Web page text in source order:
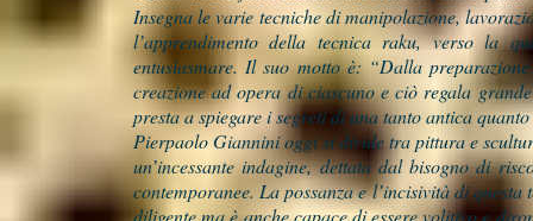
Insegna le varie tecniche di manipolazione,
l’apprendimento della tecnica raku, verso la
entusiasmare. Il suo motto è: “Dalla
creazione ad opera di ciascuno e ciò regala
presta a spiegare i segreti di una tanto antica
Pierpaolo Giannini oggi si divide tra pittura e
un’incessante indagine, dettata dal bisogno di
contemporanee. La possanza e l’incisività di
diligente ma è anche capace di essere volitivo e